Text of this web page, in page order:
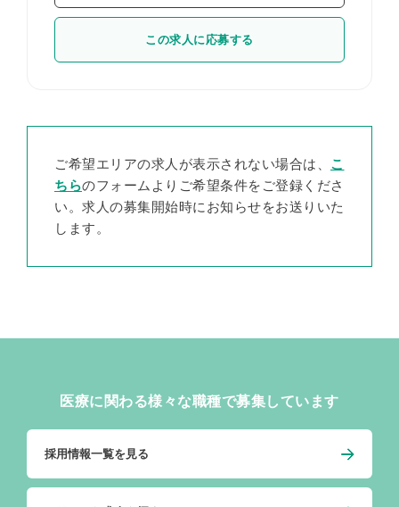
この求人に応募する
ご希望エリアの求人が表示されない場合は、 こ
ちらのフォームよりご希望条件をご登録くださ
い。求人の募集開始時にお知らせをお送りいた
します。
医療に関わる様々な職種で募集しています
採用情報一覧を見る